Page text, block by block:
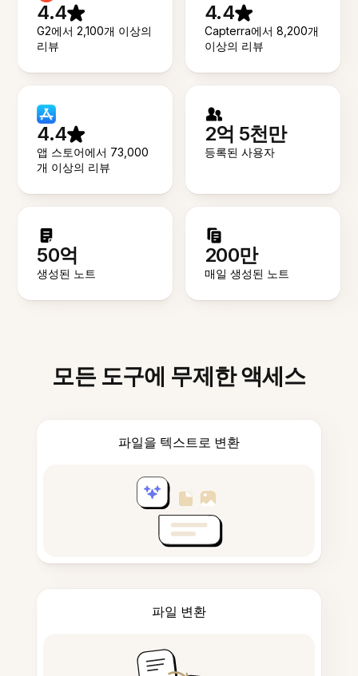
4.4
G2에서 2,100개 이상의
리뷰
4.4
Capterra에서 8,200개
이상의 리뷰
4.4
앱 스토어에서 73,000
개 이상의 리뷰
2억 5천만
등록된 사용자
50억
생성된 노트
200만
매일 생성된 노트
모든 도구에 무제한 액세스
파일을 텍스트로 변환
파일 변환